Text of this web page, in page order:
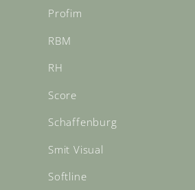
Profim
RBM
RH
Score
Schaffenburg
Smit Visual
Softline